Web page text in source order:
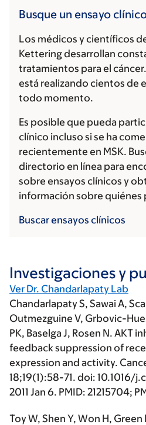
Busque un ensayo
Los médicos y científicos
Kettering desarrollan
tratamientos para el
está realizando cientos de
todo momento.
Es posible que pueda
clínico incluso si se ha
recientemente en MSK.
directorio en línea para
sobre ensayos clínicos y
información sobre quiénes
Buscar ensayos clínicos
Investigaciones y
Ver Dr. Chandarlapaty Lab
Chandarlapaty S, Sawai A,
Outmezguine V, Grbovic-
PK, Baselga J, Rosen N. AKT
feedback suppression of
expression and activity.
18;19(1):58-71. doi: 10.1016/
2011 Jan 6. PMID: 21215704;
Toy W, Shen Y, Won H, Green